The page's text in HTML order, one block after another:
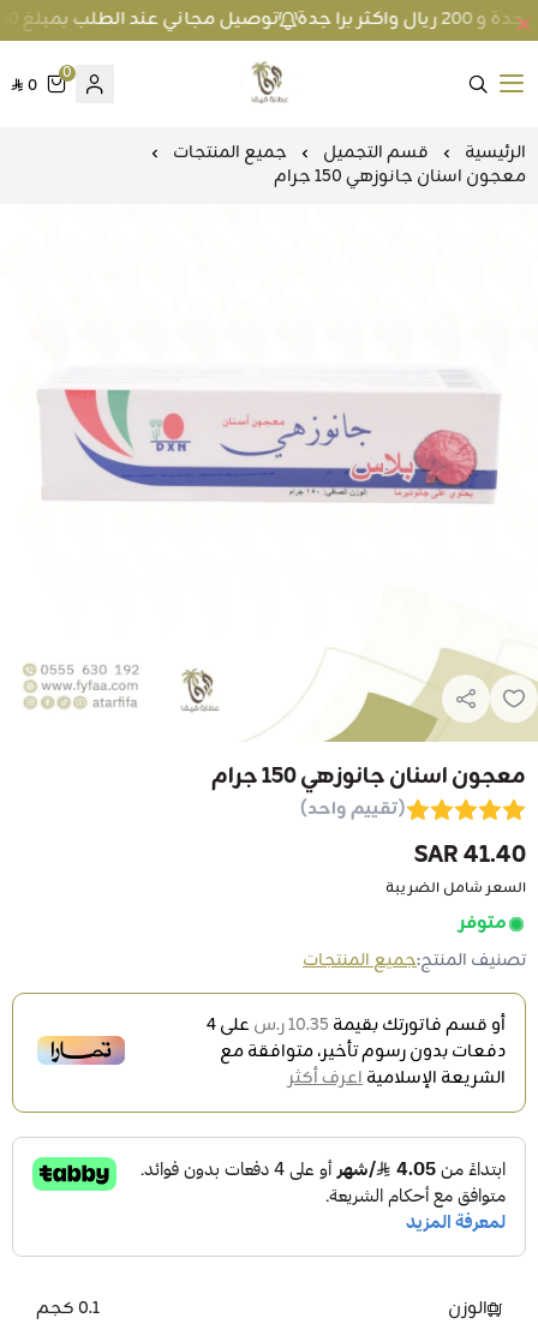
توصيل مجاني عند الطلب بمبلغ 100 ريال واكثر داخل جدة و 200 ريال واكثر برا جدة
متجر عطارة فيفا
0
0
الرئيسية قسم التجميل
جميع المنتجات
معجون اسنان جانوزهي 150 جرام
معجون اسنان جانوزهي 150 جرام
(تقييم واحد)
41.40 SAR
السعر شامل الضريبة
متوفر
تصنيف المنتج:جميع المنتجات
أو قسم فاتورتك بقيمة 10.35 ر.س على4
دفعات بدون رسوم تأخير، متوافقة مع
الشريعة الإسلاميةاعرف أكثر
الوزن 0.1 كجم